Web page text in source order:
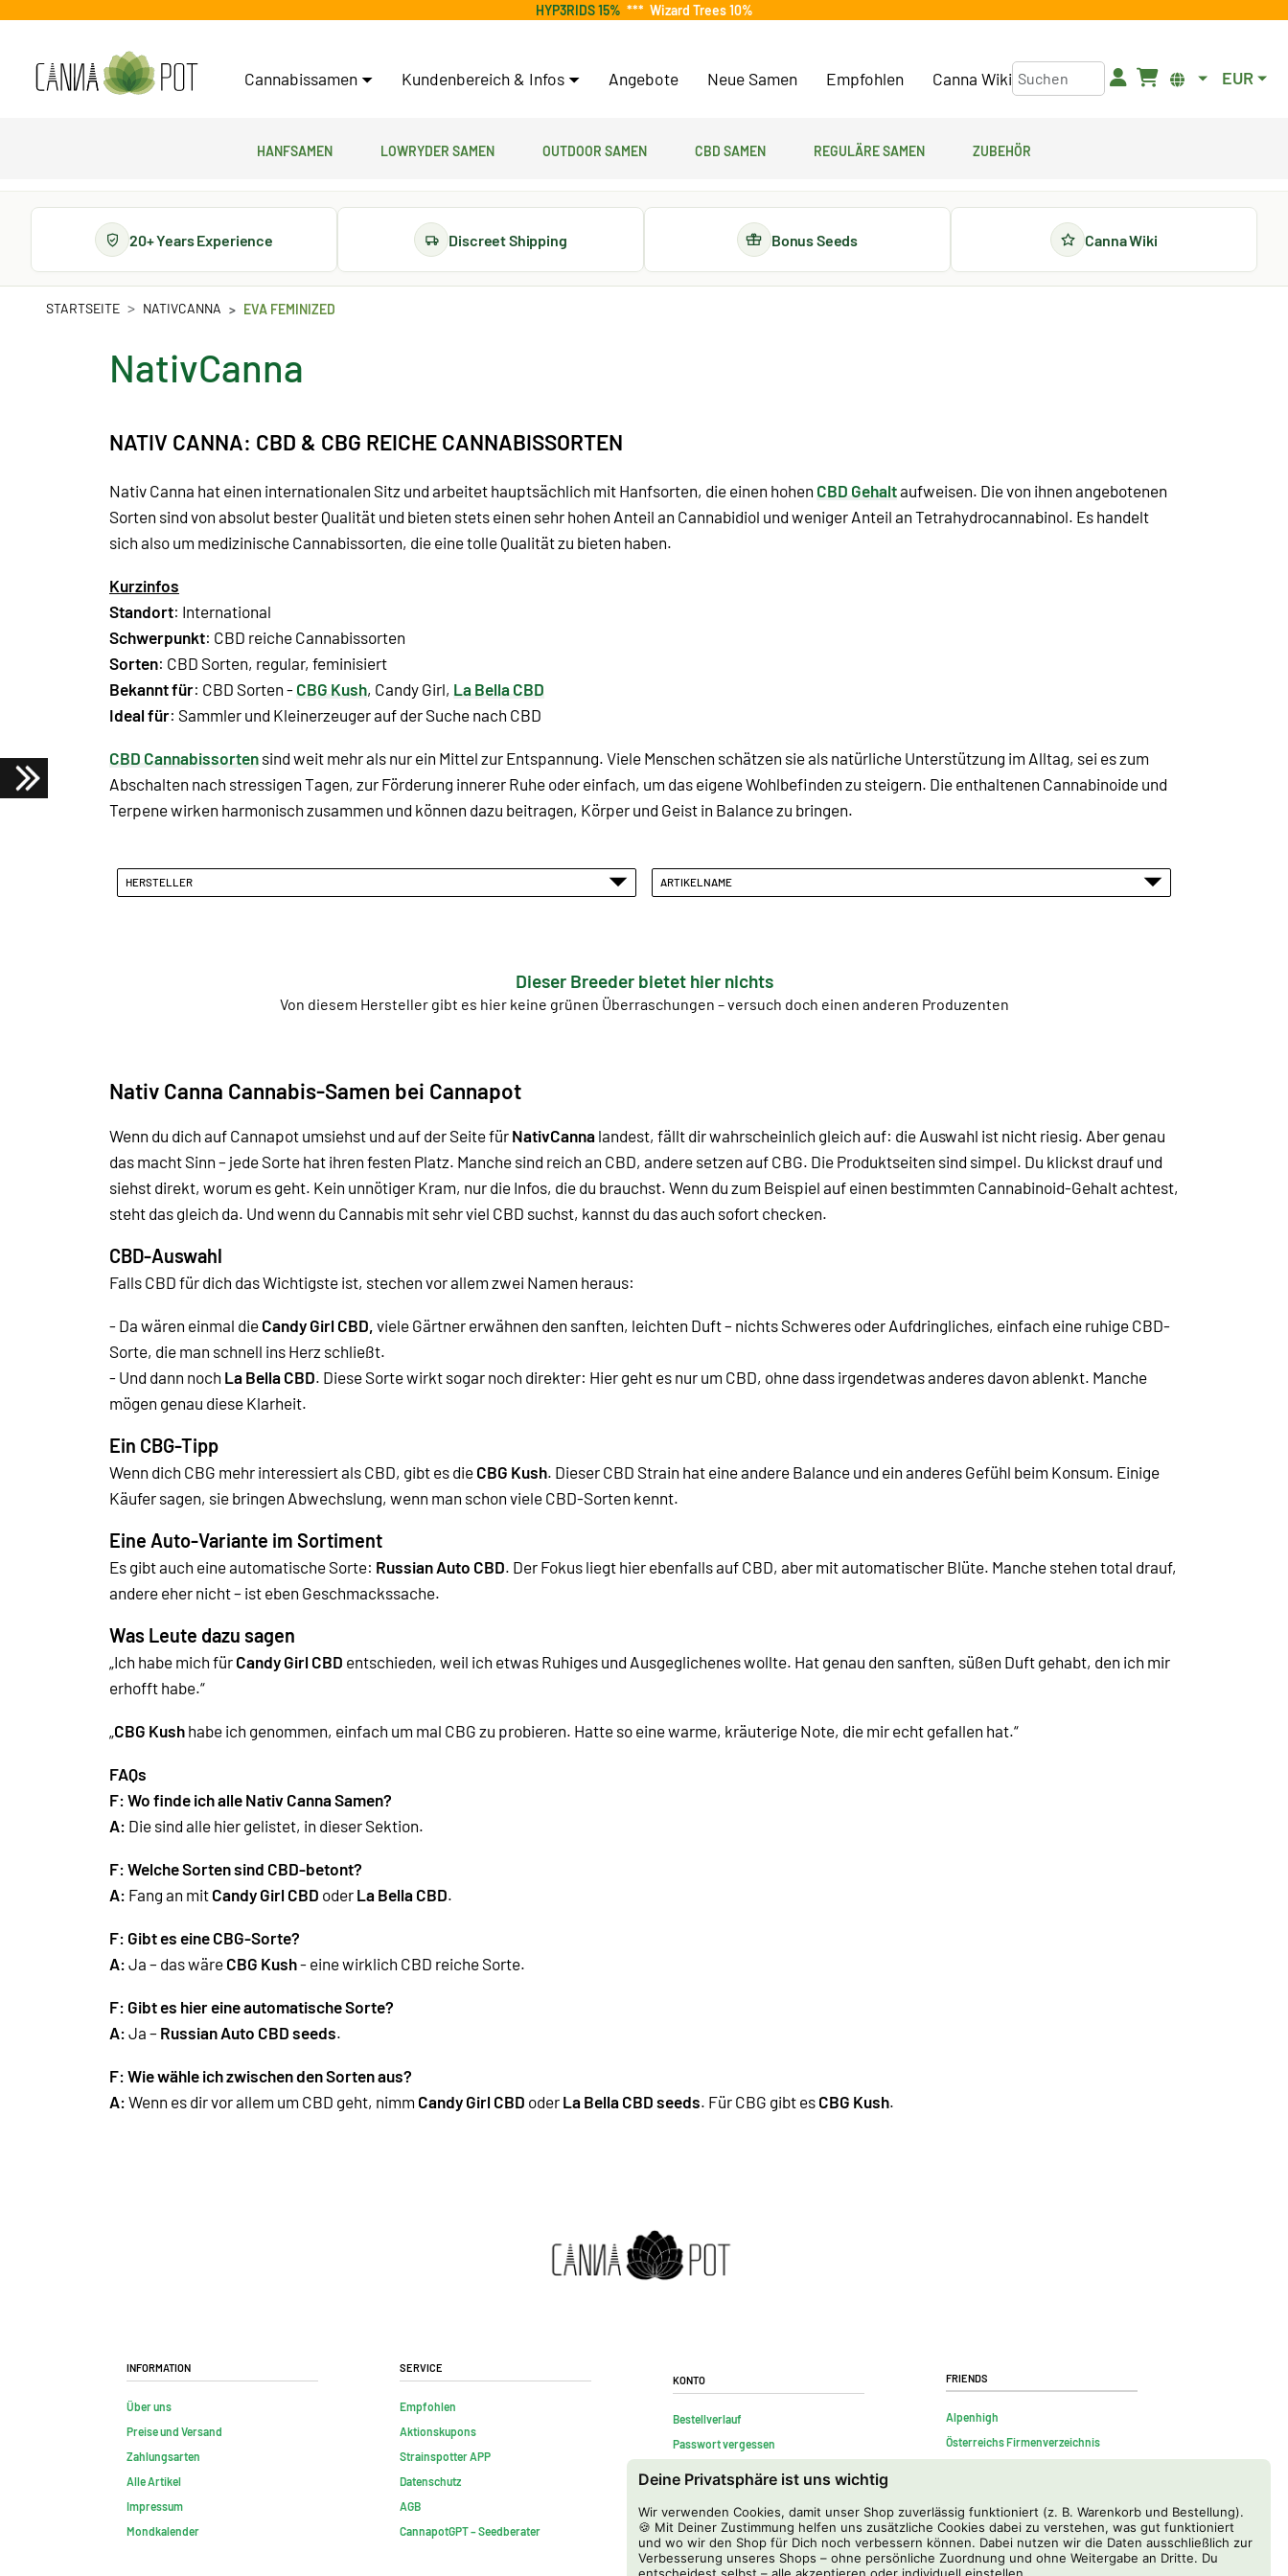
Deine Privatsphäre ist uns wichtig
Wir verwenden Cookies, damit unser Shop zuverlässig funktioniert (z. B. Warenkorb und Bestellung).
🍪 Mit Deiner Zustimmung helfen uns zusätzliche Cookies dabei zu verstehen, was gut funktioniert
und wo wir den Shop für Dich noch verbessern können. Dabei nutzen wir die Daten ausschließlich zur
Verbesserung unseres Shops – ohne persönliche Zuordnung und ohne Weitergabe an Dritte. Du
HYP3RIDS 15% *** Wizard Trees 10%
Cannabissamen Kundenbereich & Infos Angebote Neue Samen Empfohlen Canna Wiki EUR
Hanfsamen Lowryder Samen Outdoor Samen CBD Samen Reguläre Samen Zubehör
20+ Years Experience Discreet Shipping Bonus Seeds Canna Wiki
STARTSEITE NATIVCANNA EVA FEMINIZED
NativCanna
NATIV CANNA: CBD & CBG REICHE CANNABISSORTEN
Nativ Canna hat einen internationalen Sitz und arbeitet hauptsächlich mit Hanfsorten, die einen hohen CBD Gehaltaufweisen. Die von ihnen angebotenen
Sorten sind von absolut bester Qualität und bieten stets einen sehr hohen Anteil an Cannabidiol und weniger Anteil an Tetrahydrocannabinol. Es handelt
sich also um medizinische Cannabissorten, die eine tolle Qualität zu bieten haben.
Kurzinfos
Standort: International
Schwerpunkt: CBD reiche Cannabissorten
Sorten: CBD Sorten, regular, feminisiert
Bekannt für: CBD Sorten - CBG Kush, Candy Girl, La Bella CBD
Ideal für: Sammler und Kleinerzeuger auf der Suche nach CBD
CBD Cannabissorten sind weit mehr als nur ein Mittel zur Entspannung. Viele Menschen schätzen sie als natürliche Unterstützung im Alltag, sei es zum
Abschalten nach stressigen Tagen, zur Förderung innerer Ruhe oder einfach, um das eigene Wohlbefinden zu steigern. Die enthaltenen Cannabinoide und
Terpene wirken harmonisch zusammen und können dazu beitragen, Körper und Geist in Balance zu bringen.
HERSTELLER ARTIKELNAME
Dieser Breeder bietet hier nichts
Von diesem Hersteller gibt es hier keine grünen Überraschungen – versuch doch einen anderen Produzenten
Nativ Canna Cannabis-Samen bei Cannapot
Wenn du dich auf Cannapot umsiehst und auf der Seite für NativCanna landest, fällt dir wahrscheinlich gleich auf: die Auswahl ist nicht riesig. Aber genau
das macht Sinn – jede Sorte hat ihren festen Platz. Manche sind reich an CBD, andere setzen auf CBG. Die Produktseiten sind simpel. Du klickst drauf und
siehst direkt, worum es geht. Kein unnötiger Kram, nur die Infos, die du brauchst. Wenn du zum Beispiel auf einen bestimmten Cannabinoid-Gehalt achtest,
steht das gleich da. Und wenn du Cannabis mit sehr viel CBD suchst, kannst du das auch sofort checken.
CBD-Auswahl
Falls CBD für dich das Wichtigste ist, stechen vor allem zwei Namen heraus:
- Da wären einmal die Candy Girl CBD, viele Gärtner erwähnen den sanften, leichten Duft – nichts Schweres oder Aufdringliches, einfach eine ruhige CBD-
Sorte, die man schnell ins Herz schließt.
- Und dann noch La Bella CBD. Diese Sorte wirkt sogar noch direkter: Hier geht es nur um CBD, ohne dass irgendetwas anderes davon ablenkt. Manche
mögen genau diese Klarheit.
Ein CBG-Tipp
Wenn dich CBG mehr interessiert als CBD, gibt es die CBG Kush. Dieser CBD Strain hat eine andere Balance und ein anderes Gefühl beim Konsum. Einige
Käufer sagen, sie bringen Abwechslung, wenn man schon viele CBD-Sorten kennt.
Eine Auto-Variante im Sortiment
Es gibt auch eine automatische Sorte: Russian Auto CBD. Der Fokus liegt hier ebenfalls auf CBD, aber mit automatischer Blüte. Manche stehen total drauf,
andere eher nicht – ist eben Geschmackssache.
Was Leute dazu sagen
„Ich habe mich für Candy Girl CBD entschieden, weil ich etwas Ruhiges und Ausgeglichenes wollte. Hat genau den sanften, süßen Duft gehabt, den ich mir
erhofft habe.“
„CBG Kush habe ich genommen, einfach um mal CBG zu probieren. Hatte so eine warme, kräuterige Note, die mir echt gefallen hat.“
FAQs
F: Wo finde ich alle Nativ Canna Samen?
A: Die sind alle hier gelistet, in dieser Sektion.
F: Welche Sorten sind CBD-betont?
A: Fang an mit Candy Girl CBD oder La Bella CBD.
F: Gibt es eine CBG-Sorte?
A: Ja – das wäre CBG Kush- eine wirklich CBD reiche Sorte.
F: Gibt es hier eine automatische Sorte?
A: Ja – Russian Auto CBD seeds.
F: Wie wähle ich zwischen den Sorten aus?
A: Wenn es dir vor allem um CBD geht, nimm Candy Girl CBD oder La Bella CBD seeds. Für CBG gibt es CBG Kush.
Information
Über uns
Preise und Versand
Zahlungsarten
Alle Artikel
Impressum
Mondkalender
Service
Empfohlen
Aktionskupons
Strainspotter APP
Datenschutz
AGB
CannapotGPT – Seedberater
Konto
Bestellverlauf
Passwort vergessen
Vertrag widerrufen
Friends
Alpenhigh
Österreichs Firmenverzeichnis